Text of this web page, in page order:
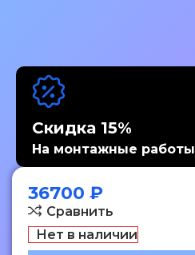
Скидка 15%
На монтажные работы
36700 ₽
Сравнить
Нет в наличии